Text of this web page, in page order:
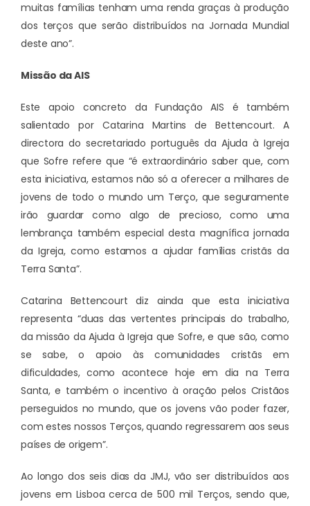
muitas famílias tenham uma renda graças à produção
dos terços que serão distribuídos na Jornada Mundial
deste ano”.
Missão da AIS
Este apoio concreto da Fundação AIS é também
salientado por Catarina Martins de Bettencourt. A
directora do secretariado português da Ajuda à Igreja
que Sofre refere que “é extraordinário saber que, com
esta iniciativa, estamos não só a oferecer a milhares de
jovens de todo o mundo um Terço, que seguramente
irão guardar como algo de precioso, como uma
lembrança também especial desta magnífica jornada
da Igreja, como estamos a ajudar famílias cristãs da
Terra Santa”.
Catarina Bettencourt diz ainda que esta iniciativa
representa “duas das vertentes principais do trabalho,
da missão da Ajuda à Igreja que Sofre, e que são, como
se sabe, o apoio às comunidades cristãs em
dificuldades, como acontece hoje em dia na Terra
Santa, e também o incentivo à oração pelos Cristãos
perseguidos no mundo, que os jovens vão poder fazer,
com estes nossos Terços, quando regressarem aos seus
países de origem”.
Ao longo dos seis dias da JMJ, vão ser distribuídos aos
jovens em Lisboa cerca de 500 mil Terços, sendo que,